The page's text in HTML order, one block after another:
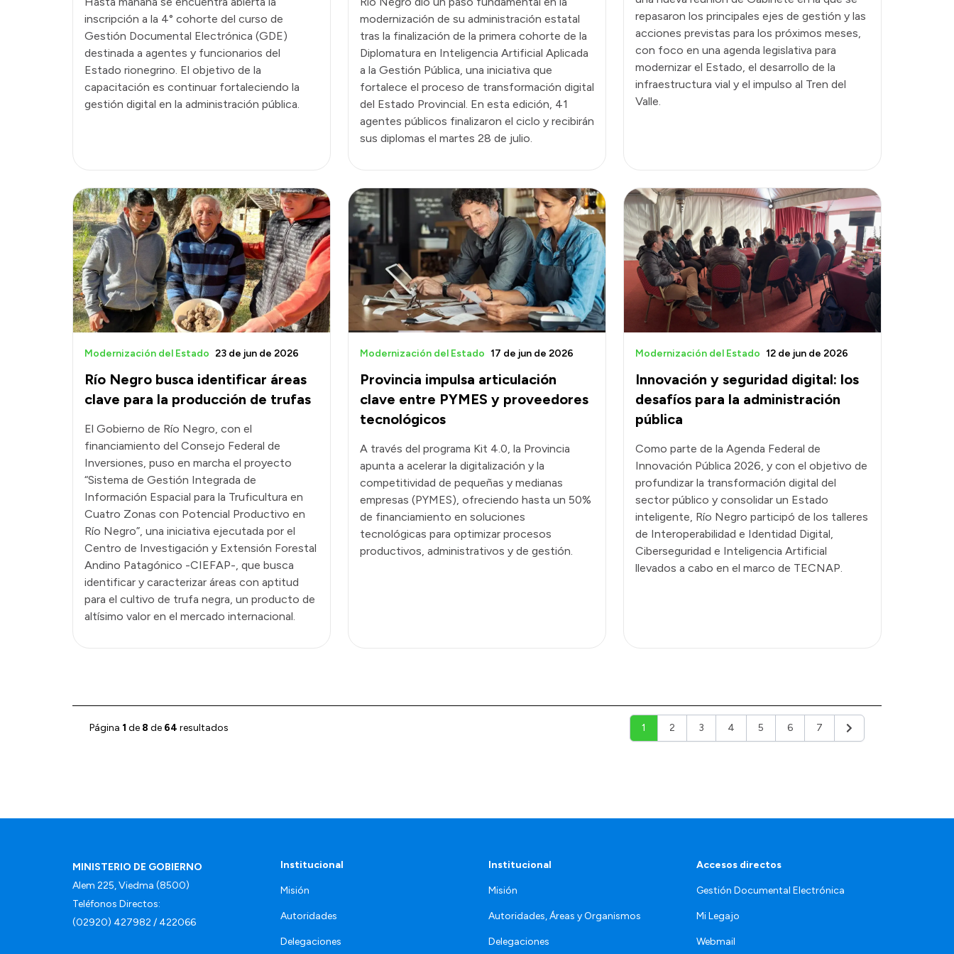
inscripción a la 4° cohorte del curso de
Gestión Documental Electrónica (GDE)
destinada a agentes y funcionarios del
Estado rionegrino. El objetivo de la
capacitación es continuar fortaleciendo la
gestión digital en la administración pública.
modernización de su administración estatal
tras la finalización de la primera cohorte de la
Diplomatura en Inteligencia Artificial Aplicada
a la Gestión Pública, una iniciativa que
fortalece el proceso de transformación digital
del Estado Provincial. En esta edición, 41
agentes públicos finalizaron el ciclo y recibirán
sus diplomas el martes 28 de julio.
repasaron los principales ejes de gestión y las
acciones previstas para los próximos meses,
con foco en una agenda legislativa para
modernizar el Estado, el desarrollo de la
infraestructura vial y el impulso al Tren del
Valle.
Río Negro busca identificar áreas
clave para la producción de trufas
Modernización del Estado 23 de jun de 2026
El Gobierno de Río Negro, con el
financiamiento del Consejo Federal de
Inversiones, puso en marcha el proyecto
“Sistema de Gestión Integrada de
Información Espacial para la Truficultura en
Cuatro Zonas con Potencial Productivo en
Río Negro”, una iniciativa ejecutada por el
Centro de Investigación y Extensión Forestal
Andino Patagónico -CIEFAP-, que busca
identificar y caracterizar áreas con aptitud
para el cultivo de trufa negra, un producto de
altísimo valor en el mercado internacional.
Provincia impulsa articulación
clave entre PYMES y proveedores
tecnológicos
Modernización del Estado 17 de jun de 2026
A través del programa Kit 4.0, la Provincia
apunta a acelerar la digitalización y la
competitividad de pequeñas y medianas
empresas (PYMES), ofreciendo hasta un 50%
de financiamiento en soluciones
tecnológicas para optimizar procesos
productivos, administrativos y de gestión.
Innovación y seguridad digital: los
desafíos para la administración
pública
Modernización del Estado 12 de jun de 2026
Como parte de la Agenda Federal de
Innovación Pública 2026, y con el objetivo de
profundizar la transformación digital del
sector público y consolidar un Estado
inteligente, Río Negro participó de los talleres
de Interoperabilidad e Identidad Digital,
Ciberseguridad e Inteligencia Artificial
llevados a cabo en el marco de TECNAP.
Página 1 de 8 de 64 resultados 1 2 3 4 5 6 7 Siguiente
MINISTERIO DE GOBIERNO
Alem 225, Viedma (8500)
Teléfonos Directos:
(02920) 427982 / 422066
Institucional
Misión
Autoridades
Delegaciones
Institucional
Misión
Autoridades, Áreas y Organismos
Delegaciones
Accesos directos
Gestión Documental Electrónica
Mi Legajo
Webmail